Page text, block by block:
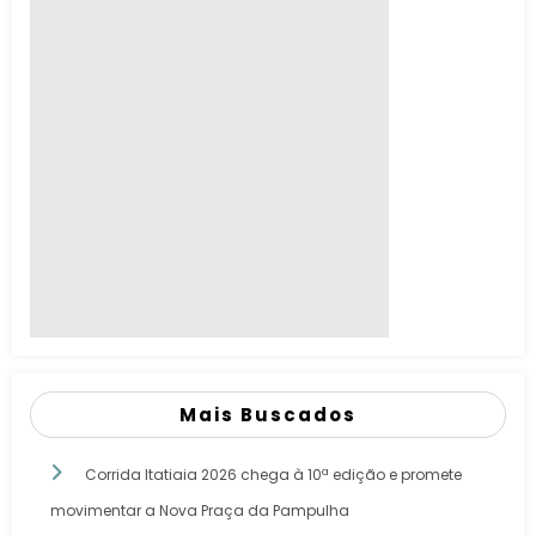
Mais Buscados
Corrida Itatiaia 2026 chega à 10ª edição e promete
movimentar a Nova Praça da Pampulha